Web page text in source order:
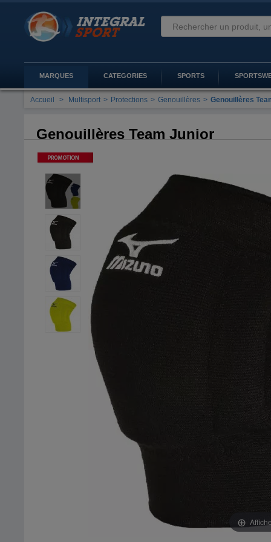
MARQUES CATEGORIES SPORTS
Accueil > Multisport > Protections > Genouillères > Genouillères
Genouillères Team Junior